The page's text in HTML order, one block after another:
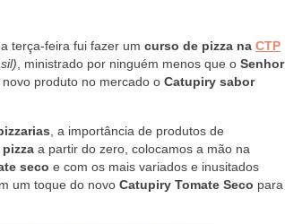
terça-feira fui fazer um curso de pizza na CTP
, ministrado por ninguém menos que o Senhor
produto no mercado o Catupiry sabor
, a importância de produtos de
a partir do zero, colocamos a mão na
seco e com os mais variados e inusitados
um toque do novo Catupiry Tomate Seco para